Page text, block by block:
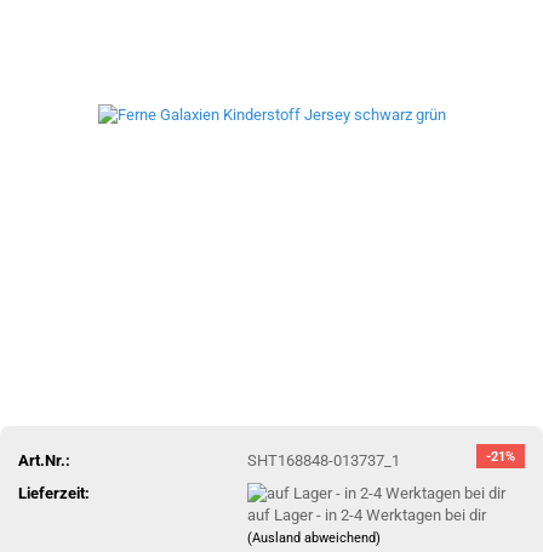
-21%
Art.Nr.:
SHT168848-013737_1
Lieferzeit:
auf Lager - in 2-4 Werktagen bei dir
(Ausland abweichend)